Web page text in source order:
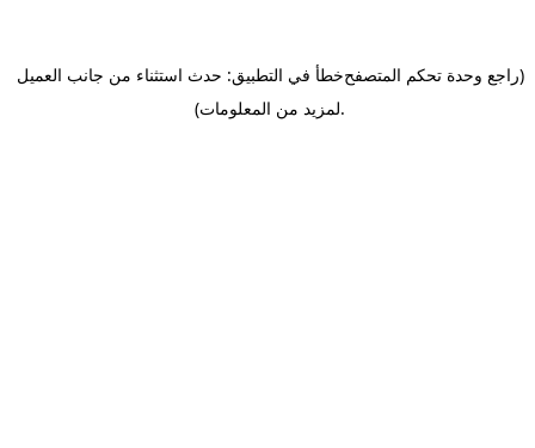
خطأ في التطبيق: حدث استثناء من جانب العميل(راجع وحدة تحكم المتصفح
لمزيد من المعلومات).